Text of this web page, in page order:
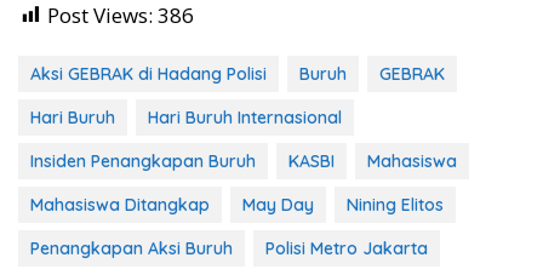
Post Views: 386
Aksi GEBRAK di Hadang Polisi Buruh
GEBRAK
Hari Buruh
Hari Buruh Internasional
Insiden Penangkapan Buruh
KASBI
Mahasiswa
Mahasiswa Ditangkap
May Day
Nining Elitos
Penangkapan Aksi Buruh
Polisi Metro Jakarta